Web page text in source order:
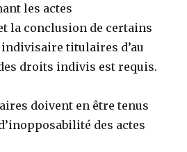
les actes
la conclusion de certains
indivisaire titulaires d’au
droits indivis est requis.
doivent en être tenus
des actes